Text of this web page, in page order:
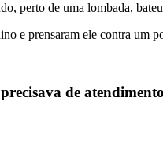
perto de uma lombada,
e prensaram ele contra um
de